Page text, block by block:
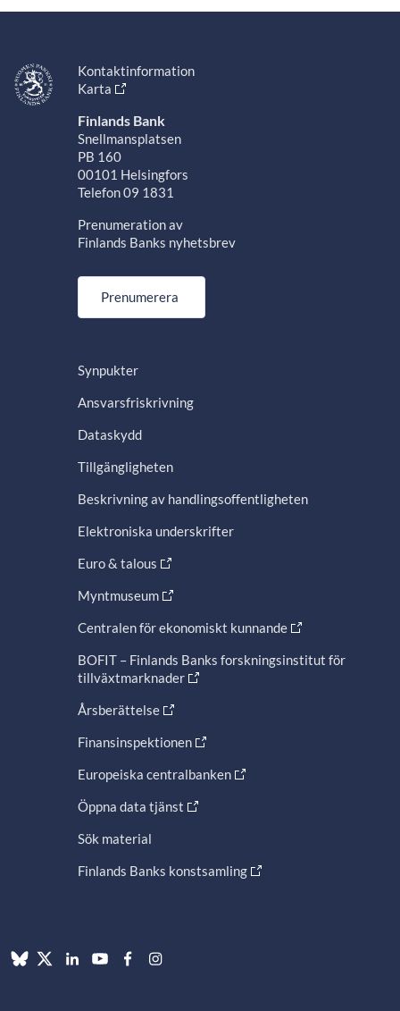
Kontaktinformation
Karta
Finlands Bank
Snellmansplatsen
PB 160
00101 Helsingfors
Telefon 09 1831
Prenumeration av
Finlands Banks nyhetsbrev
Prenumerera
Synpukter
Ansvarsfriskrivning
Dataskydd
Tillgängligheten
Beskrivning av handlingsoffentligheten
Elektroniska underskrifter
Euro & talous
Myntmuseum
Centralen för ekonomiskt kunnande
BOFIT – Finlands Banks forskningsinstitut för
tillväxtmarknader
Årsberättelse
Finansinspektionen
Europeiska centralbanken
Öppna data tjänst
Sök material
Finlands Banks konstsamling